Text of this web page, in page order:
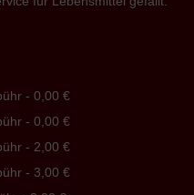
- 0,00 €
- 0,00 €
- 2,00 €
- 3,00 €